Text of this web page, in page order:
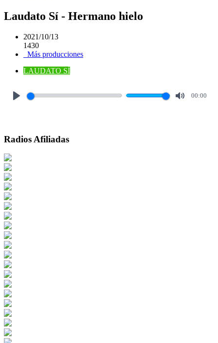
Laudato Sí - Hermano hielo
2021/10/13
1430
Más producciones
LAUDATO SÍ
00:00
Radios Afiliadas